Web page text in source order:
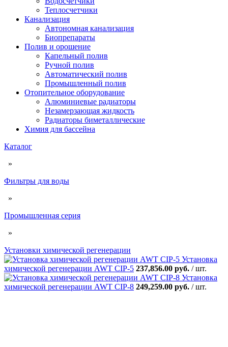
Теплосчетчики
Канализация
Автономная канализация
Биопрепараты
Полив и орошение
Капельный полив
Ручной полив
Автоматический полив
Промышленный полив
Отопительное оборудование
Алюминиевые радиаторы
Незамерзающая жидкость
Радиаторы биметаллические
Химия для бассейна
Каталог
»
Фильтры для воды
»
Промышленная серия
»
Установки химической регенерации
Установка
химической регенерации AWT CIP-5 237,856.00 руб. / шт.
Установка
химической регенерации AWT CIP-8 249,259.00 руб. / шт.